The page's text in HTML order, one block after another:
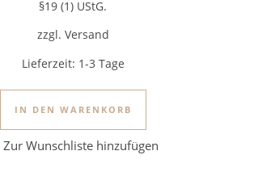
§19 (1) UStG.
zzgl. Versand
Lieferzeit: 1-3 Tage
IN DEN WARENKORB